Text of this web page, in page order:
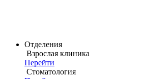
Отделения
Взрослая клиника
Перейти
Стоматология